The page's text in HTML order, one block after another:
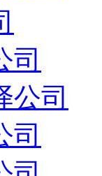
司
公司
司